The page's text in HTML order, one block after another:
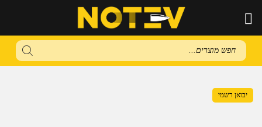
Products
search
יבואן רשמי